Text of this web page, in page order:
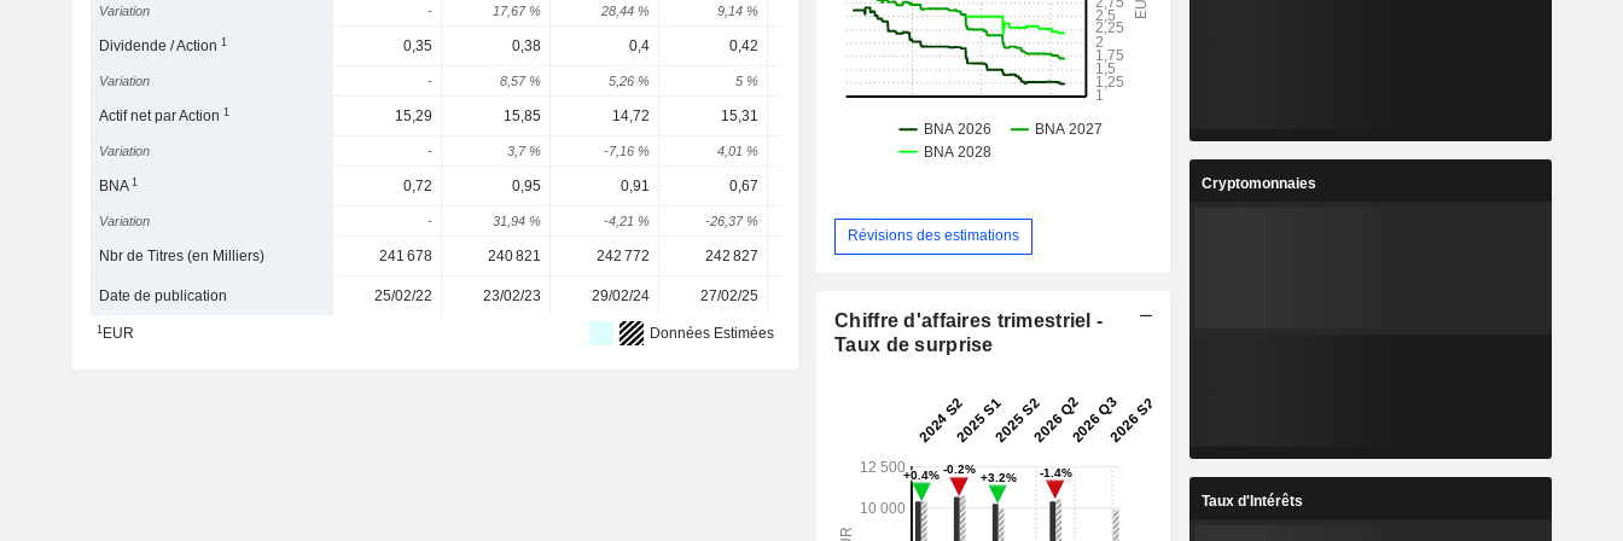
Variation - 17,67 % 28,44 % 9,14 % -15,15 % 8,25 % 5,5 %
Dividende / Action1 0,35 0,38 0,4 0,42 0,42 0,5103 0,6067
Variation - 8,57 % 5,26 % 5 % 0 % 21,5 % 18,89 %
Actif net par Action1 15,29 15,85 14,72 15,31
Variation - 3,7 % -7,16 % 4,01 % 17,64 %
BNA1 0,72 0,95 0,91 0,67
Variation - 31,94 % -4,21 % -26,37 % 22,39 % 50,99 %
Nbr de Titres (en Milliers) 241 678 240 821 242 772 242 827 244 433 241 515 241 515
Date de publication 25/02/22 23/02/23 29/02/24 27/02/25
1EUR Données Estimées
Révisions des estimations
Chiffre d'affaires trimestriel -
Taux de surprise
Cryptomonnaies
Taux d'Intérêts